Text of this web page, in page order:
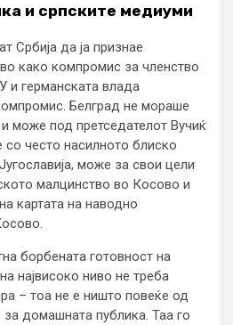
и српските медиуми
Србија да ја признае
како компромис за членство
и германската влада
Белград не мораше
може под претседателот Вучиќ
често насилното блиско
може за свои цели
малцинство во Косово и
картата на наводно
борбената готовност на
највисоко ниво не треба
– тоа не е ништо повеќе од
домашната публика. Таа го